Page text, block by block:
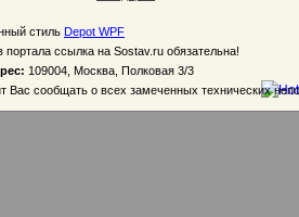
стиль Depot WPF
ссылка на Sostav.ru обязательна!
109004, Москва, Полковая 3/3
Вас сообщать о всех замеченных технических